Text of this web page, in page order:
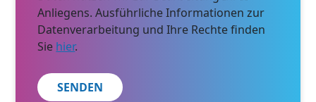
Anliegens. Ausführliche Informationen zur
Datenverarbeitung und Ihre Rechte finden
Sie hier.